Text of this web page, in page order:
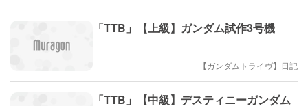
「TTB」【上級】ガンダム試作3号機
【ガンダムトライヴ】日記
「TTB」【中級】デスティニーガンダム